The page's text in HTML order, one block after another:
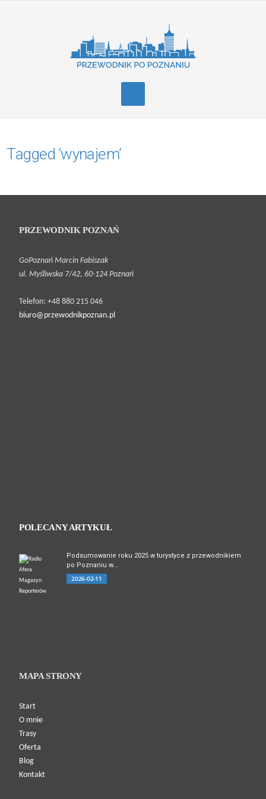
Tagged ‘wynajem’
PRZEWODNIK POZNAŃ
GoPoznań Marcin Fabiszak
ul. Myśliwska 7/42, 60-124 Poznań
Telefon: +48 880 215 046
biuro@przewodnikpoznan.pl
POLECANY ARTYKUŁ
Podsumowanie roku 2025 w turystyce z przewodnikiem
po Poznaniu w...
2026-02-11
MAPA STRONY
Start
O mnie
Trasy
Oferta
Blog
Kontakt